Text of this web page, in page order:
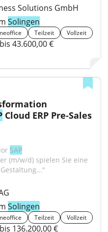
Solutions GmbH
Solingen
Teilzeit Vollzeit
43.600,00 €
Cloud ERP Pre-Sales
SAP
(m/w/d) spielen Sie eine
Solingen
Teilzeit Vollzeit
136.200,00 €